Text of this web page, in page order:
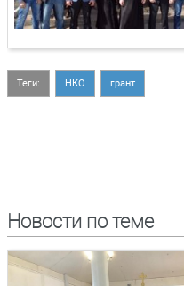
Теги: НКО грант
Новости по теме